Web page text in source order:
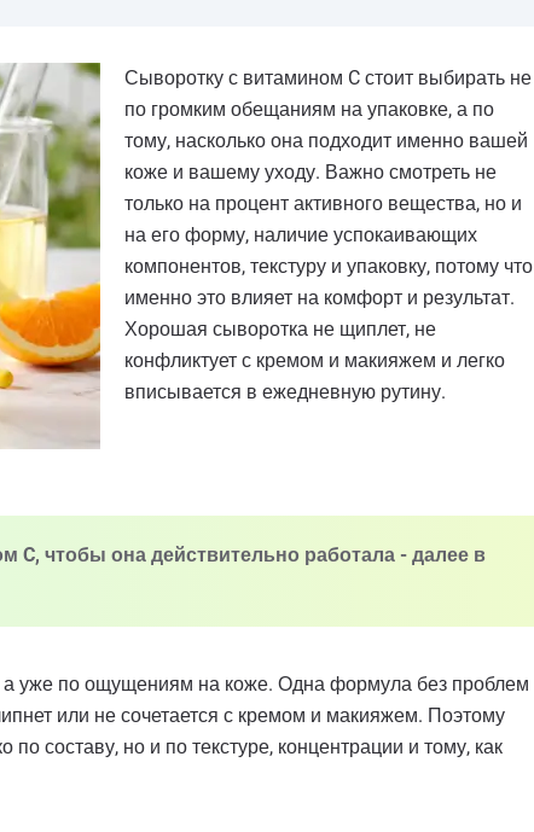
Сыворотку с витамином C стоит выбирать не
по громким обещаниям на упаковке, а по
тому, насколько она подходит именно вашей
коже и вашему уходу. Важно смотреть не
только на процент активного вещества, но и
на его форму, наличие успокаивающих
компонентов, текстуру и упаковку, потому что
именно это влияет на комфорт и результат.
Хорошая сыворотка не щиплет, не
конфликтует с кремом и макияжем и легко
вписывается в ежедневную рутину.
C, чтобы она действительно работала - далее в
а уже по ощущениям на коже. Одна формула без проблем
или не сочетается с кремом и макияжем. Поэтому
составу, но и по текстуре, концентрации и тому, как